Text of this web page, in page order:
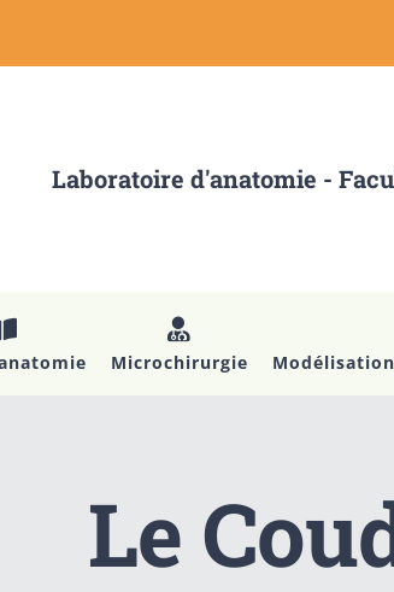
Laboratoire d'anatomie -
Microchirurgie
Le